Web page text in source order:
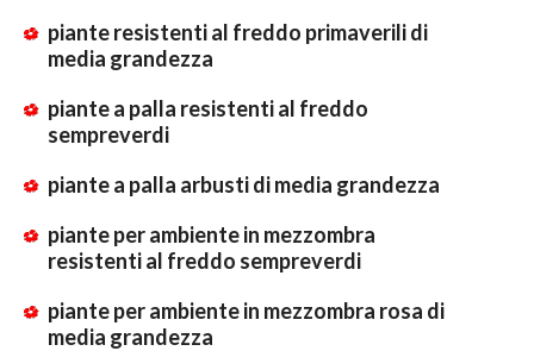
piante resistenti al freddo primaverili di
media grandezza
piante a palla resistenti al freddo
sempreverdi
piante a palla arbusti di media grandezza
piante per ambiente in mezzombra
resistenti al freddo sempreverdi
piante per ambiente in mezzombra rosa di
media grandezza